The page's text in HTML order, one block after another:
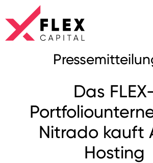
Das
Nitrado kauft
Hosting